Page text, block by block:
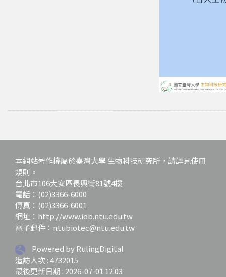
本網站著作權屬於臺灣大學 生物科技研究所，請詳見使用
規則。
台北市106大安區長興街81號4樓
電話：(02)3366-6000
傳真：(02)3366-6001
網址：http://www.iob.ntu.edu.tw
電子郵件：ntubiotec@ntu.edu.tw
Powered by RulingDigital
造訪人次 : 4732015
最後更新日期 : 2026-07-01 12:03